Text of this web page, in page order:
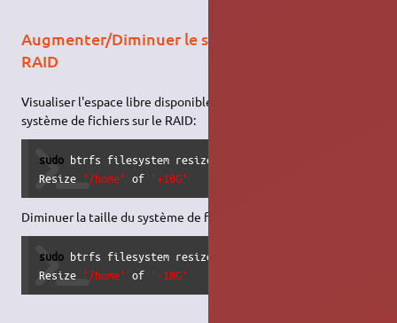
Augmenter/Diminuer le système de fichier du
RAID
Visualiser l'espace libre disponible, puis augmenter la taille du
système de fichiers sur le RAID:
sudo btrfs filesystem resize +10G
Resize '/home' of '+10G'
Diminuer la taille du système de fichier sur le RAID
sudo btrfs filesystem resize
Resize '/home' of '-10G'